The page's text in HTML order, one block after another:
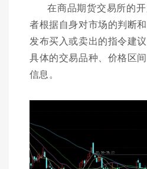
在商品期货交易所的
者根据自身对市场的判断
发布买入或卖出的指令建
具体的交易品种、价格区
信息。